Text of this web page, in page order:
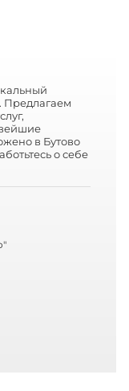
Предлагаем
в Бутово
о себе